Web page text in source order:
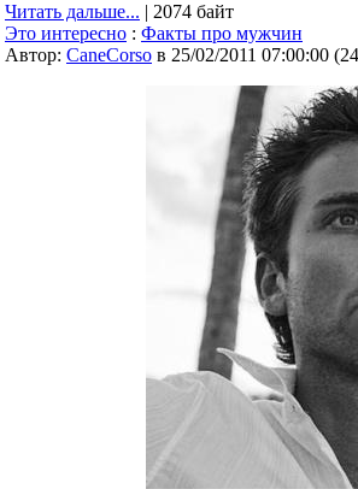
Читать дальше... | 2074 байт
Это интересно : Факты про мужчин
Автор: CaneCorso в 25/02/2011 07:00:00 (